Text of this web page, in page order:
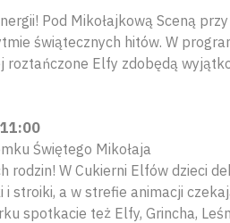
Pod Mikołajkową Sceną
świątecznych hitów. W
Elfy zdobędą
Świętego Mikołaja
rodzin! W Cukierni Elfów dzieci
i stroiki, a w strefie animacji
spotkacie też Elfy, Grincha,